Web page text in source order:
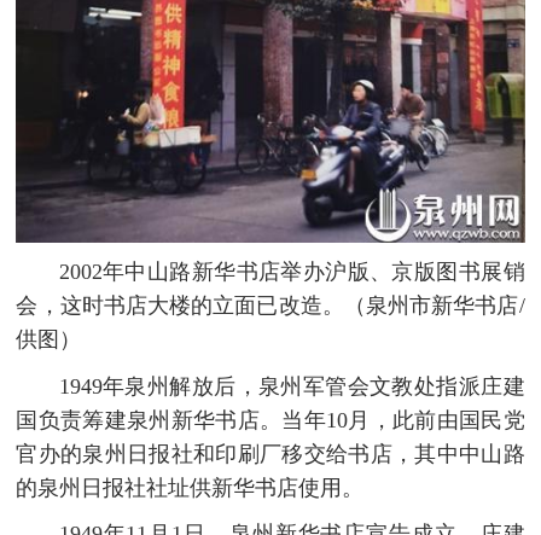
2002年中山路新华书店举办沪版、京版图书展销
会，这时书店大楼的立面已改造。（泉州市新华书店/
供图）
1949年泉州解放后，泉州军管会文教处指派庄建
国负责筹建泉州新华书店。当年10月，此前由国民党
官办的泉州日报社和印刷厂移交给书店，其中中山路
的泉州日报社社址供新华书店使用。